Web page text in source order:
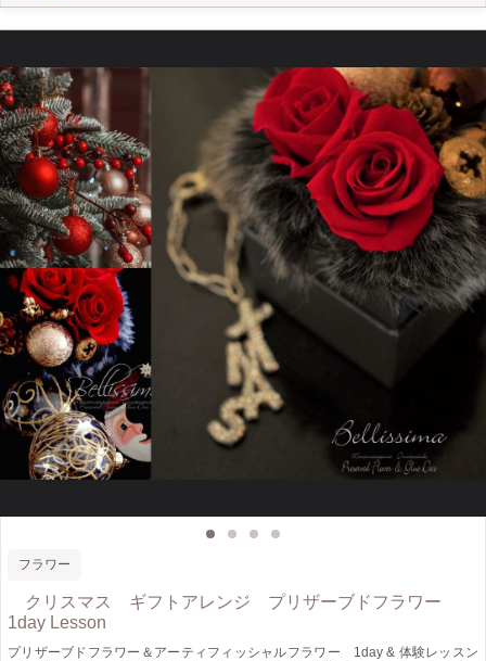
危険物の指定からも外れ、 常温では燃えにくいきわめて安全なオイルです。 粘
りにこだわり、屈折率を上げて、中に入れたお花が立体的に見えるオイルです！
です。 フワフワと浮遊する植物に癒されるでしょう！ 手作りが苦手な方でも簡
単ですし、丁寧にお教えしますのでご安心ください。 初心者でもご気軽にご参
フラワー
クリスマス ギフトアレンジ プリザーブドフラワー
1day Lesson
プリザーブドフラワー＆アーティフィッシャルフラワー 1day & 体験レッスン